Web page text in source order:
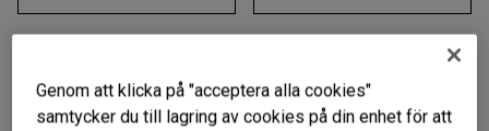
Genom att klicka på "acceptera alla cookies"
samtycker du till lagring av cookies på din enhet för att